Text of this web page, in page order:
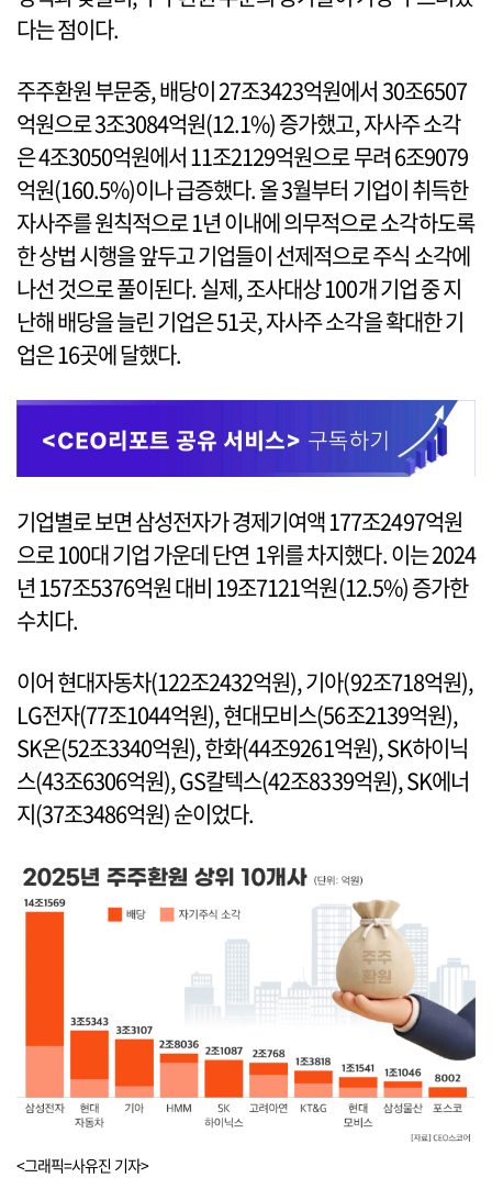
다는 점이다.
주주환원 부문중, 배당이 27조3423억원에서 30조6507
억원으로 3조3084억원(12.1%) 증가했고, 자사주 소각
은 4조3050억원에서 11조2129억원으로 무려 6조9079
억원(160.5%)이나 급증했다. 올 3월부터 기업이 취득한
자사주를 원칙적으로 1년 이내에 의무적으로 소각하도록
한 상법 시행을 앞두고 기업들이 선제적으로 주식 소각에
나선 것으로 풀이된다. 실제, 조사대상 100개 기업 중 지
난해 배당을 늘린 기업은 51곳, 자사주 소각을 확대한 기
업은 16곳에 달했다.
기업별로 보면 삼성전자가 경제기여액 177조2497억원
으로 100대 기업 가운데 단연 1위를 차지했다. 이는 2024
년 157조5376억원 대비 19조7121억원(12.5%) 증가한
수치다.
이어 현대자동차(122조2432억원), 기아(92조718억원),
LG전자(77조1044억원), 현대모비스(56조2139억원),
SK온(52조3340억원), 한화(44조9261억원), SK하이닉
스(43조6306억원), GS칼텍스(42조8339억원), SK에너
지(37조3486억원) 순이었다.
<그래픽=사유진 기자>